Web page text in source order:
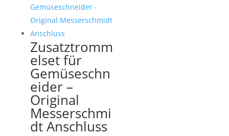
Zusatztromm
elset für
Gemüseschn
eider –
Original
Messerschmi
dt Anschluss